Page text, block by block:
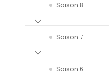
Saison 8
Saison 7
Saison 6